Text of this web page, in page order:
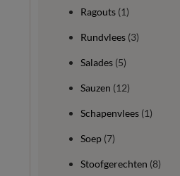
Ragouts(1)
Rundvlees(3)
Salades(5)
Sauzen (12)
Schapenvlees(1)
Soep(7)
Stoofgerechten (8)